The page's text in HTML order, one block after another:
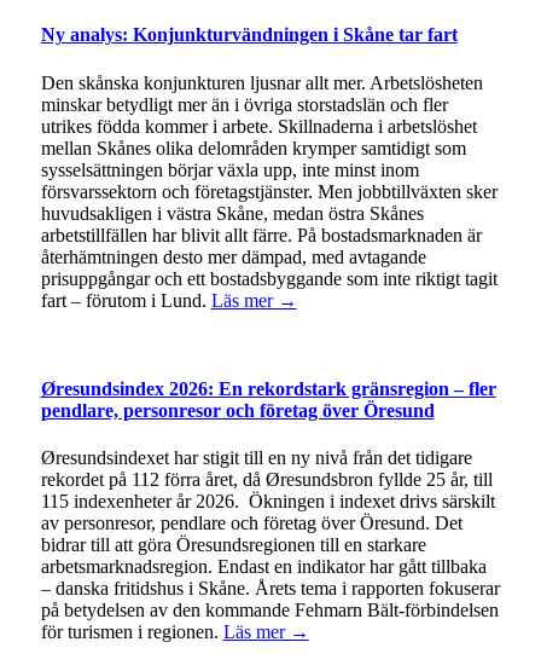
Ny analys: Konjunkturvändningen i Skåne tar fart
Den skånska konjunkturen ljusnar allt mer. Arbetslösheten
minskar betydligt mer än i övriga storstadslän och fler
utrikes födda kommer i arbete. Skillnaderna i arbetslöshet
mellan Skånes olika delområden krymper samtidigt som
sysselsättningen börjar växla upp, inte minst inom
försvarssektorn och företagstjänster. Men jobbtillväxten sker
huvudsakligen i västra Skåne, medan östra Skånes
arbetstillfällen har blivit allt färre. På bostadsmarknaden är
återhämtningen desto mer dämpad, med avtagande
prisuppgångar och ett bostadsbyggande som inte riktigt tagit
fart – förutom i Lund. Läs mer →
Øresundsindex 2026: En rekordstark gränsregion – fler
pendlare, personresor och företag över Öresund
Øresundsindexet har stigit till en ny nivå från det tidigare
rekordet på 112 förra året, då Øresundsbron fyllde 25 år, till
115 indexenheter år 2026. Ökningen i indexet drivs särskilt
av personresor, pendlare och företag över Öresund. Det
bidrar till att göra Öresundsregionen till en starkare
arbetsmarknadsregion. Endast en indikator har gått tillbaka
– danska fritidshus i Skåne. Årets tema i rapporten fokuserar
på betydelsen av den kommande Fehmarn Bält-förbindelsen
för turismen i regionen. Läs mer →